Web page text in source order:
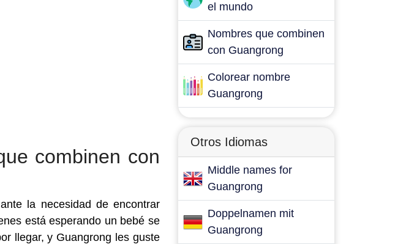
combinen con
la necesidad de encontrar
está esperando un bebé se
llegar, y Guangrong les guste
el mundo
Nombres que combinen
con Guangrong
Colorear nombre
Guangrong
Otros Idiomas
Middle names for
Guangrong
Doppelnamen mit
Guangrong